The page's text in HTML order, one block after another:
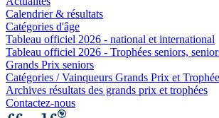
Calendrier & résultats
Catégories d'âge
Tableau officiel 2026 - national et international
Tableau officiel 2026 - Trophées seniors,
Grands Prix seniors
Catégories / Vainqueurs Grands Prix et
Archives résultats des grands prix et trophées
Contactez-nous